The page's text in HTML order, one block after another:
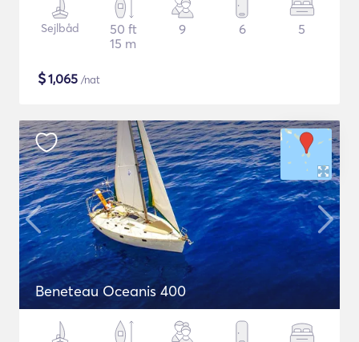
Sejlbåd
50 ft
15 m
9 6 5
$1,065 /nat
Beneteau Oceanis 400